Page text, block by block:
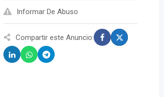
Informar De Abuso
Compartir este Anuncio: